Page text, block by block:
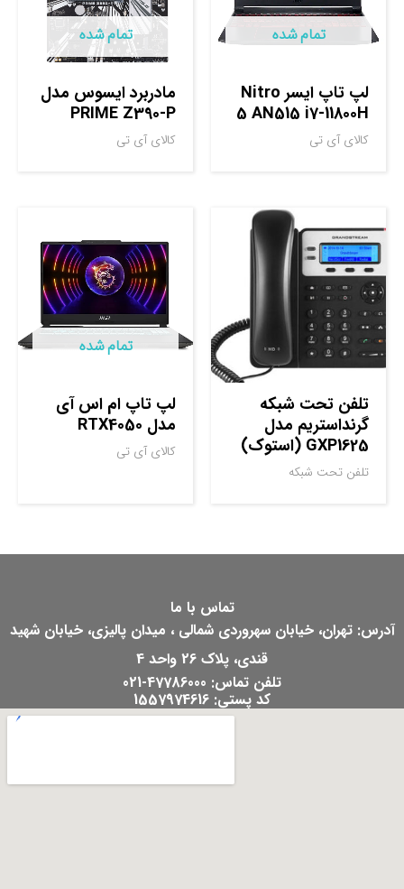
تمام شده
لپ تاپ ایسر Nitro
5 AN515 i7-11800H
کالای آی تی
تمام شده
مادربرد ایسوس مدل
PRIME Z390-P
کالای آی تی
تلفن تحت شبکه
گرنداستریم مدل
GXP1625 (استوک)
تلفن تحت شبکه
تمام شده
لپ تاپ ام اس آی
مدل RTX4050
کالای آی تی
تماس با ما
آدرس: تهران، خیابان سهروردی شمالی ، میدان پالیزی، خیابان شهید
قندی، پلاک 26 واحد 4
تلفن تماس: 47786000-021
کد پستی: 1557974616